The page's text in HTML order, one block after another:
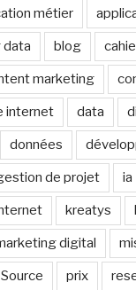
métier
data blog
marketing
internet data
données
de projet ia
kreatys
digital
prix